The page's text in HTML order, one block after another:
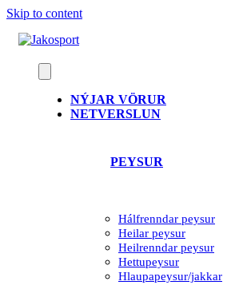
Skip to content
NÝJAR VÖRUR
NETVERSLUN
PEYSUR
Hálfrenndar peysur
Heilar peysur
Heilrenndar peysur
Hettupeysur
Hlaupapeysur/jakkar